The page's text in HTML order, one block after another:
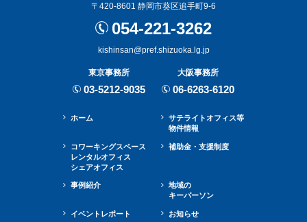
〒420-8601 静岡市葵区追手町9-6
054-221-3262
kishinsan@pref.shizuoka.lg.jp
東京事務所
03-5212-9035
大阪事務所
06-6263-6120
ホーム
サテライトオフィス等
物件情報
コワーキングスペース
レンタルオフィス
シェアオフィス
補助金・⽀援制度
事例紹介
地域の
キーパーソン
イベントレポート お知らせ